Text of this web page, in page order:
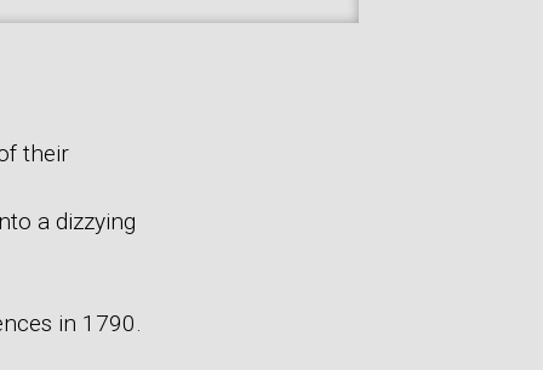
their
a dizzying
in 1790.